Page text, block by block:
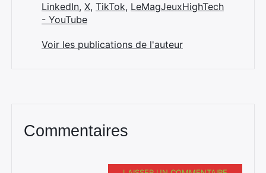
LinkedIn, X, TikTok, LeMagJeuxHighTech
- YouTube
Voir les publications de l'auteur
Commentaires